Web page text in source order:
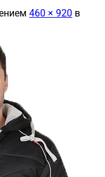
460 × 920 в